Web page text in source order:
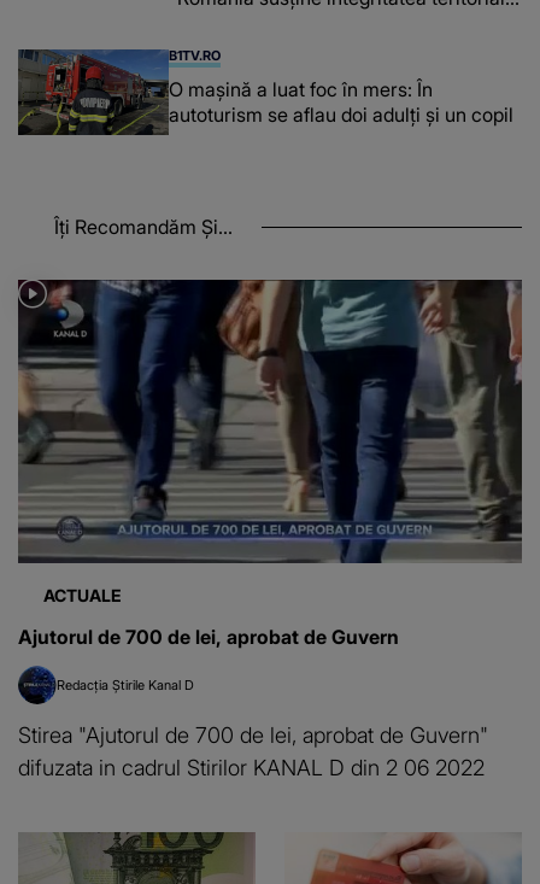
B1TV.RO
O maşină a luat foc în mers: În
autoturism se aflau doi adulți și un copil
Îți Recomandăm Și...
ACTUALE
Ajutorul de 700 de lei, aprobat de Guvern
Redacția Știrile Kanal D
Stirea "Ajutorul de 700 de lei, aprobat de Guvern"
difuzata in cadrul Stirilor KANAL D din 2 06 2022